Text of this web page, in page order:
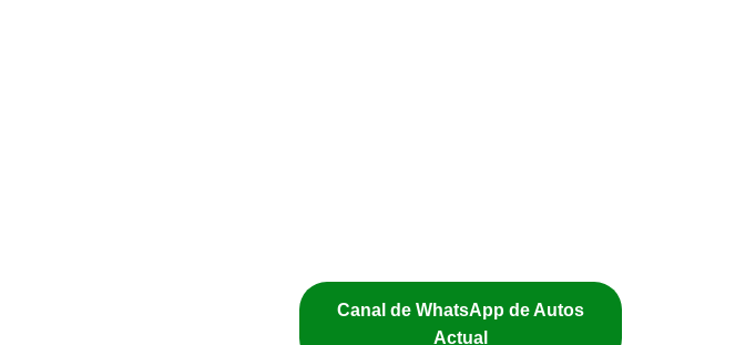
Canal de WhatsApp de Autos
Actual